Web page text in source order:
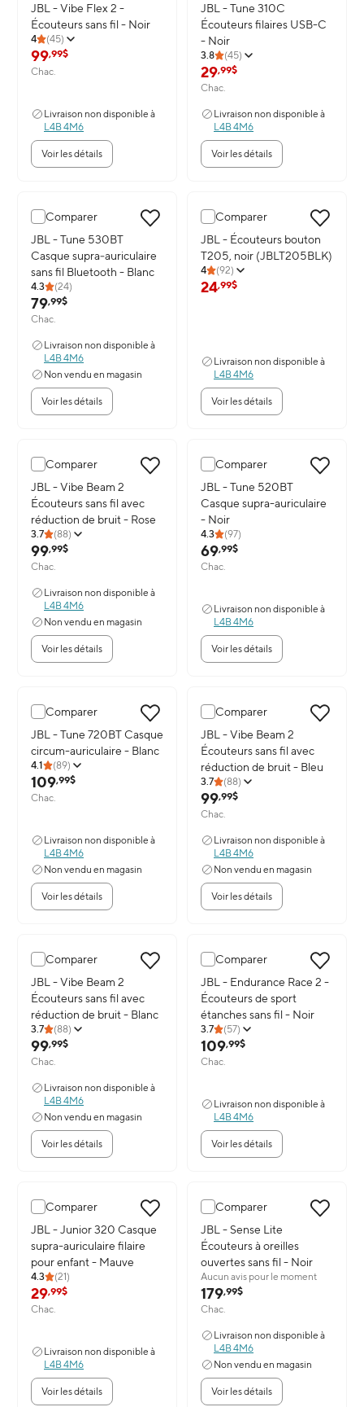
Image du produit: JBL - Vibe Flex 2 - Écouteurs sans fil - Noir
JBL - Vibe Flex 2 -
Écouteurs sans fil - Noir
4 (45)
99,99$
Chac.
Livraison non disponible à
L4B 4M6
Voir les détails
Image du produit: JBL - Tune
JBL - Tune 310C
Écouteurs filaires USB-C
- Noir
3.8 (45)
29,99$
Chac.
Livraison non disponible à
L4B 4M6
Voir les détails
Comparer
Image du produit: JBL - Tune 530BT Casque supra‑auriculaire
JBL - Tune 530BT
Casque supra‑auriculaire
sans fil Bluetooth - Blanc
4.3 (24)
79,99$
Chac.
Livraison non disponible à
L4B 4M6
Non vendu en magasin
Voir les détails
Comparer
Image du produit: JBL -
JBL - Écouteurs bouton
T205, noir (JBLT205BLK)
4 (92)
24,99$
Livraison non disponible à
L4B 4M6
Voir les détails
Comparer
Image du produit: JBL - Vibe Beam 2 Écouteurs sans fil avec
JBL - Vibe Beam 2
Écouteurs sans fil avec
réduction de bruit - Rose
3.7 (88)
99,99$
Chac.
Livraison non disponible à
L4B 4M6
Non vendu en magasin
Voir les détails
Comparer
Image du produit: JBL - Tune
JBL - Tune 520BT
Casque supra-auriculaire
- Noir
4.3 (97)
69,99$
Chac.
Livraison non disponible à
L4B 4M6
Voir les détails
Comparer
Image du produit: JBL - Tune 720BT Casque circum-auriculaire -
JBL - Tune 720BT Casque
circum-auriculaire - Blanc
4.1 (89)
109,99$
Chac.
Livraison non disponible à
L4B 4M6
Non vendu en magasin
Voir les détails
Comparer
Image du produit: JBL - Vibe
JBL - Vibe Beam 2
Écouteurs sans fil avec
réduction de bruit - Bleu
3.7 (88)
99,99$
Chac.
Livraison non disponible à
L4B 4M6
Non vendu en magasin
Voir les détails
Comparer
Image du produit: JBL - Vibe Beam 2 Écouteurs sans fil avec
JBL - Vibe Beam 2
Écouteurs sans fil avec
réduction de bruit - Blanc
3.7 (88)
99,99$
Chac.
Livraison non disponible à
L4B 4M6
Non vendu en magasin
Voir les détails
Comparer
Image du produit: JBL -
JBL - Endurance Race 2 -
Écouteurs de sport
étanches sans fil - Noir
3.7 (57)
109,99$
Chac.
Livraison non disponible à
L4B 4M6
Voir les détails
Comparer
Image du produit: JBL - Junior 320 Casque supra-auriculaire
JBL - Junior 320 Casque
supra-auriculaire filaire
pour enfant - Mauve
4.3 (21)
29,99$
Chac.
Livraison non disponible à
L4B 4M6
Voir les détails
Comparer
Image du produit: JBL - Sense
JBL - Sense Lite
Écouteurs à oreilles
ouvertes sans fil - Noir
Aucun avis pour le moment
179,99$
Chac.
Livraison non disponible à
L4B 4M6
Non vendu en magasin
Voir les détails